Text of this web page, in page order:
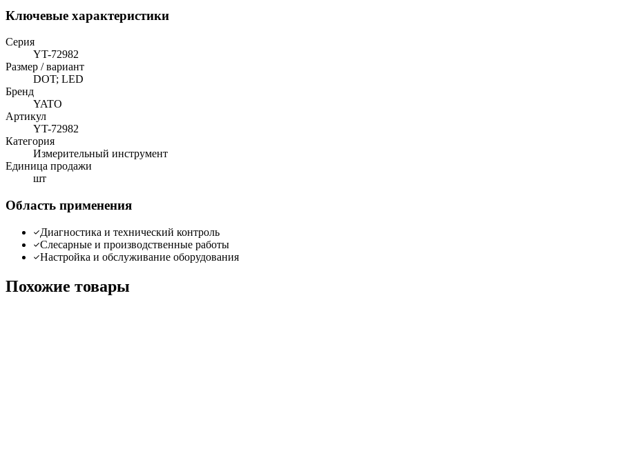
Ключевые характеристики
Серия
YT-72982
Размер / вариант
DOT; LED
Бренд
YATO
Артикул
YT-72982
Категория
Измерительный инструмент
Единица продажи
шт
Область применения
Диагностика и технический контроль
Слесарные и производственные работы
Настройка и обслуживание оборудования
Похожие товары